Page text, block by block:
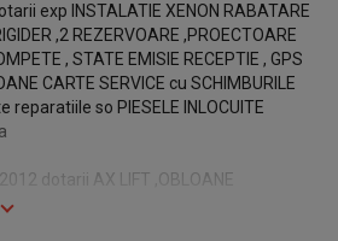
exp INSTALATIE XENON RABATARE
,2 REZERVOARE ,PROECTOARE
, STATE EMISIE RECEPTIE , GPS
CARTE SERVICE cu SCHIMBURILE
reparatiile so PIESELE INLOCUITE
dotarii AX LIFT ,OBLOANE
,LADA PALETII 2 LAZI PT SCULE ,BIDON